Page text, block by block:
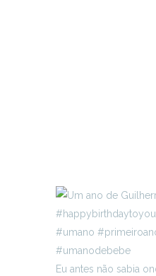
Eu antes não sabia